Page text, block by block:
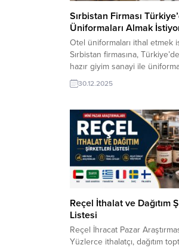
Sırbistan Firması
Üniformaları Almak
Otel üniformaları ithal etmek
Sırbistan firmasına,
hazır giyim sanayi ile
veya tedarikçisi olan ihracatçı
teklif sunabilirler. Yeni bir
bilgilerine TurkishExporter
TE üyelik kredisi sahibi
erişebilmektedir. ➤ Bu ithalat
30.12.2025
Reçel İthalat ve Dağıtım
Listesi
Reçel İhracat Pazar
Yüzlerce ithalatçı, dağıtım